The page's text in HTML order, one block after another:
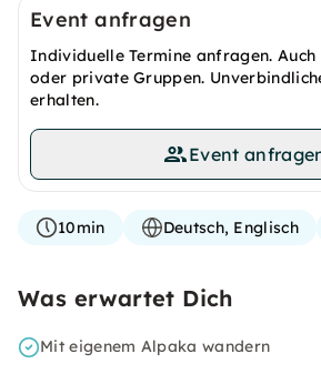
Event anfragen
Individuelle Termine anfragen. Auch
oder private Gruppen.
erhalten.
Event
10min Deutsch, Englisch
Was erwartet Dich
Mit eigenem Alpaka wandern